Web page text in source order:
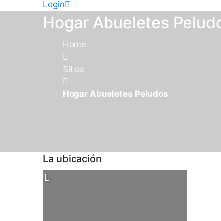
Login
Hogar Abueletes
Home
Sitios
Hogar Abueletes Peludos
La ubicación